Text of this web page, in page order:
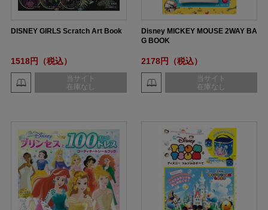
DISNEY GIRLS Scratch Art Book
1518円（税込）
当サイト
在庫なし
Disney MICKEY MOUSE 2WAY BA
G BOOK
2178円（税込）
当サイト
在庫なし